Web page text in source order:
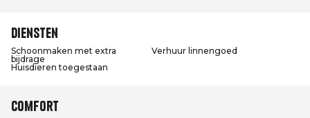
Diensten
Schoonmaken met extra
bijdrage
Verhuur linnengoed
Huisdieren toegestaan
Comfort